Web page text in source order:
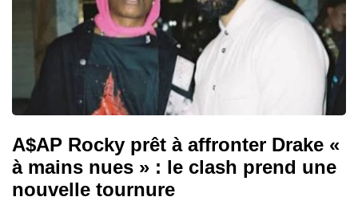
A$AP Rocky prêt à affronter Drake «
à mains nues » : le clash prend une
nouvelle tournure